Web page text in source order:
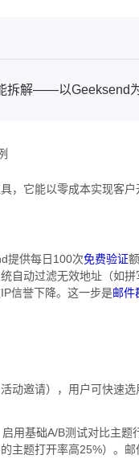
拆解——以Geeksend
，它能以零成本实现客
提供每日100次免费验证
自动过滤无效地址（如
信誉下降。这一步是邮件
动邀请），用户可快速
用基础A/B测试对比主题
主题打开率高25%）。